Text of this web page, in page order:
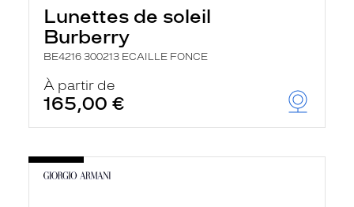
Lunettes de soleil
Burberry
BE4216 300213 ECAILLE FONCE
À partir de
165,00 €